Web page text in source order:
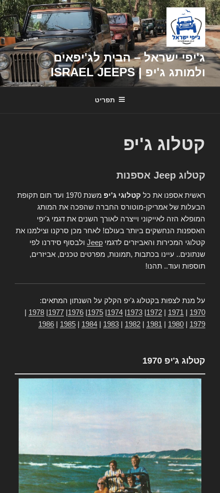
דילוג
לתוכן
ג'יפי ישראל – הבית לג'יפאים
ולמותג ג'יפ | ISRAEL JEEPS
תפריט
קטלוג ג'יפ
קטלוג Jeep אספנות
ראשית אספנו את כל קטלוגי ג'יפ
משנת 1970 ועד תום תקופת
הבעלות של אמריקן-מוטורס החברה שהפכה את המותג
המופלא הזה לאייקוני וייצרה לאורך השנים את דגמי ג'יפי
האספנות הנחשקים ביותר בעולם! לאחר מכן סרקנו וצילמנו את
קטלוגי המכירות והאביזרים לדגמי Jeep ולבסוף סידרנו לפי
שנתונים.. עיינו בכתבות ,תמונות, מפרטים טכנים, אביזרים,
תוספות ועוד.. תהנו!
על מנת לצפות בקטלוג ג'יפ הקלק על השנתון המתאים:
1970
1971
1972
1973
1974
1975
1976
1977
1978
1979
1980
1981
1982
1983
1984
1985
1986
קטלוג ג'יפ 1970